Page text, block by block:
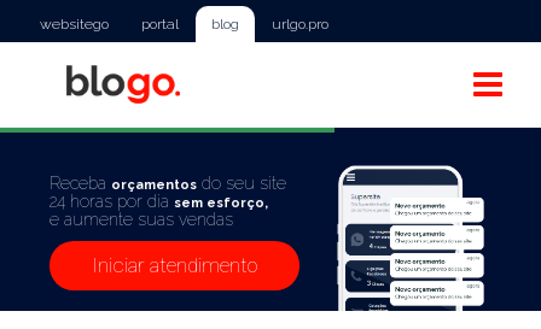
websitego portal blog urlgo.pro
Receba orçamentos do seu site
24 horas por dia sem esforço,
e aumente suas vendas
Iniciar atendimento